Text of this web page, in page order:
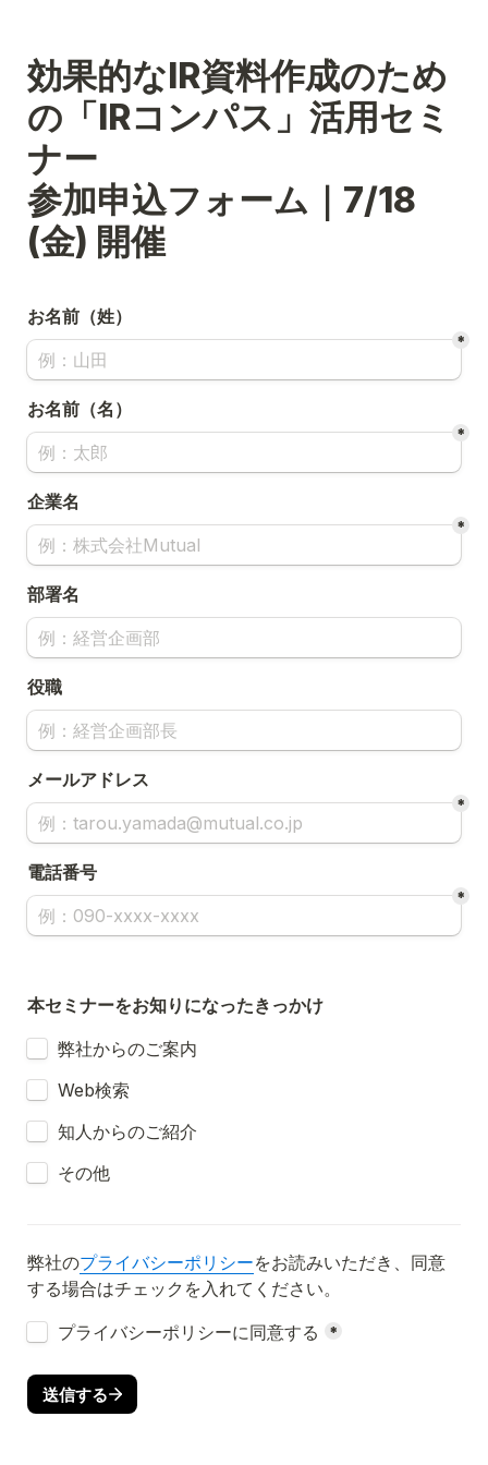
効果的なIR資料作成のため
の「IRコンパス」活用セミ
ナー
参加申込フォーム｜7/18
(金) 開催
お名前（姓）
*
お名前（名）
*
企業名
*
部署名
役職
メールアドレス
*
電話番号
*
本セミナーをお知りになったきっかけ
Untitled checkboxes field
弊社からのご案内
Untitled checkboxes field
Web検索
Untitled checkboxes field
知人からのご紹介
Untitled checkboxes field
その他
弊社のプライバシーポリシーをお読みいただき、同意
する場合はチェックを入れてください。
Untitled checkboxes field
プライバシーポリシーに同意する *
送信する